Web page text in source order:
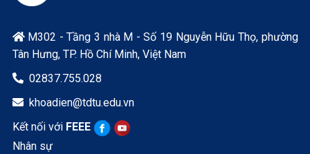
M302 - Tầng 3 nhà M - Số 19 Nguyễn Hữu Thọ, phường
Tân Hưng, TP. Hồ Chí Minh, Việt Nam
 02837.755.028

khoadien@tdtu.edu.vn
Kết nối với FEEE
Nhân sự